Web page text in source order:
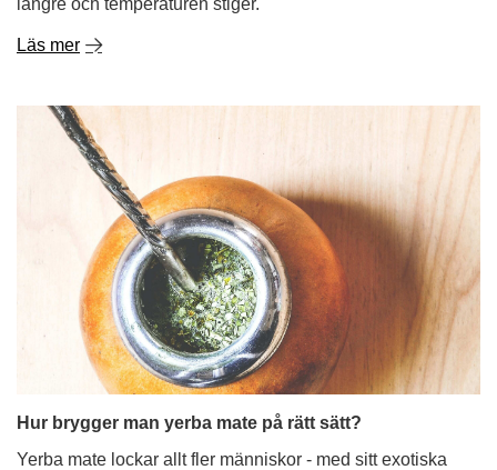
längre och temperaturen stiger.
Läs mer
Hur brygger man yerba mate på rätt sätt?
Yerba mate lockar allt fler människor - med sitt exotiska